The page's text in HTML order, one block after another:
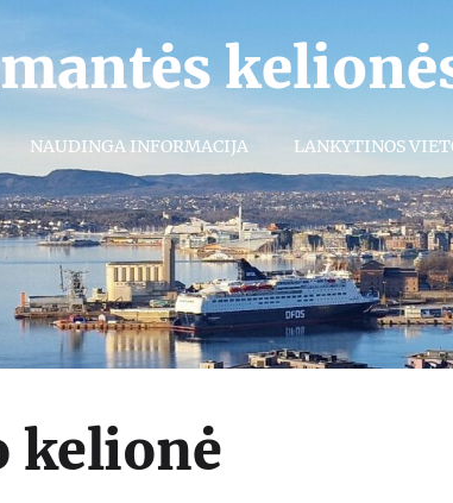
NAUDINGA INFORMACIJA LANKYTINOS
kelionė